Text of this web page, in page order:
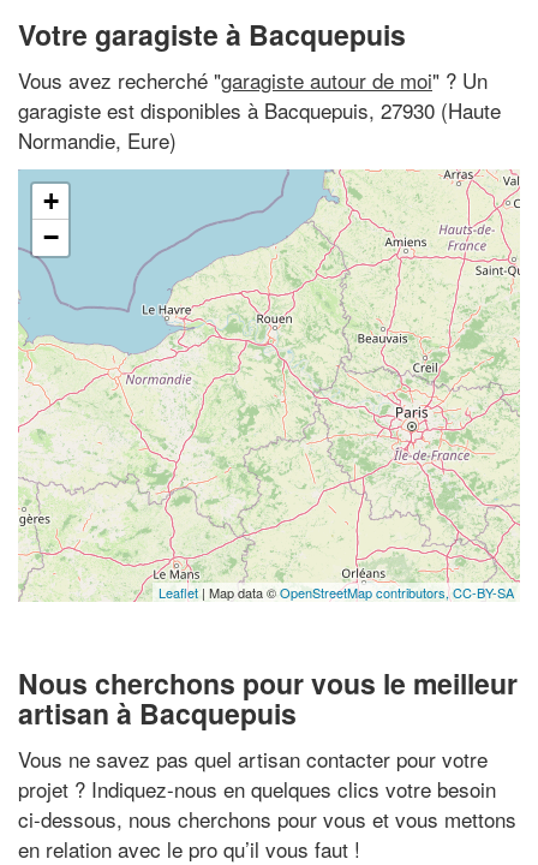
Votre garagiste à Bacquepuis
Vous avez recherché "garagiste autour de moi" ? Un
garagiste est disponibles à Bacquepuis, 27930 (Haute
Normandie, Eure)
+
−
Leaflet | Map data ©OpenStreetMap contributors,CC-BY-SA
Nous cherchons pour vous le meilleur
artisan à Bacquepuis
Vous ne savez pas quel artisan contacter pour votre
projet ? Indiquez-nous en quelques clics votre besoin
ci-dessous, nous cherchons pour vous et vous mettons
en relation avec le pro qu’il vous faut !